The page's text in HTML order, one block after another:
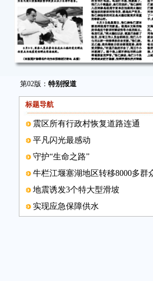
第02版： 特别报道
标题导航
震区所有行政村恢复道路连通
平凡闪光最感动
守护“生命之路”
牛栏江堰塞湖地区转移8000多群
地震诱发3个特大型滑坡
实现应急保障供水